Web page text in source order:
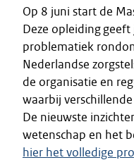
Op 8 juni start de
Deze opleiding
problematiek
Nederlandse
de organisatie en
waarbij
De nieuwste
wetenschap en het
hier het volledige